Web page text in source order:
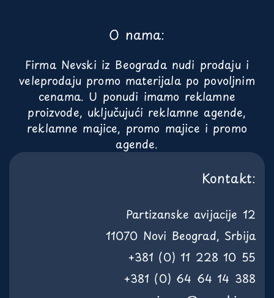
O nama:
Firma Nevski iz Beograda nudi prodaju i
veleprodaju promo materijala po povoljnim
cenama. U ponudi imamo reklamne
proizvode, uključujući reklamne agende,
reklamne majice, promo majice i promo
agende.
Kontakt:
Partizanske avijacije 12
11070 Novi Beograd, Srbija
+381 (0) 11 228 10 55
+381 (0) 64 64 14 388